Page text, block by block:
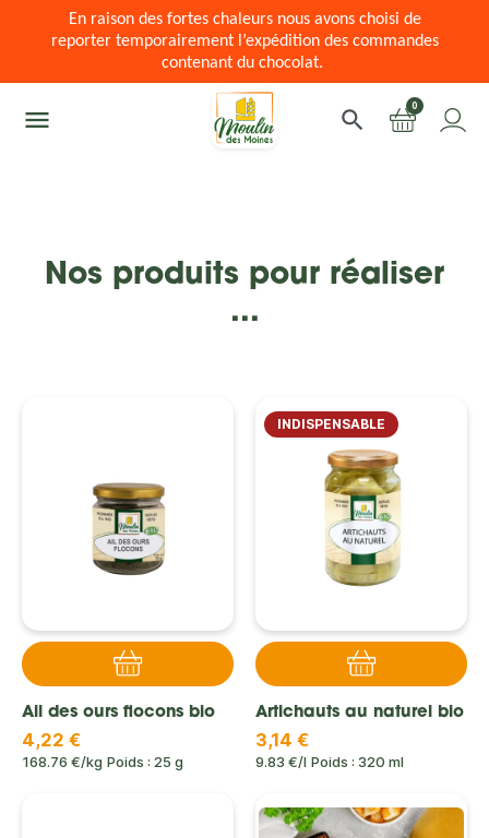
En raison des fortes chaleurs nous avons choisi de
reporter temporairement l’expédition des commandes
contenant du chocolat.
menu search 0
Nos produits pour réaliser
...
Ail des ours flocons bio
4,22 €
168.76 €/kg Poids : 25 g
INDISPENSABLE
Artichauts au naturel bio
3,14 €
9.83 €/l Poids : 320 ml